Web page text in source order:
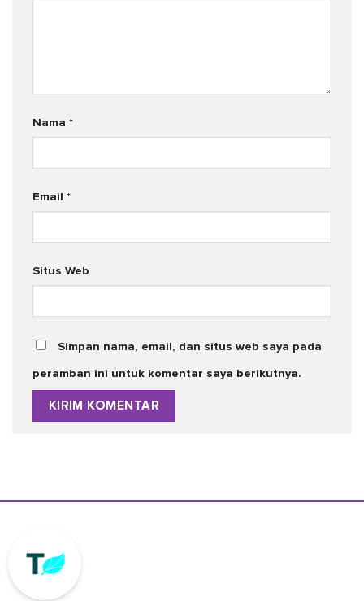
Nama *
Email *
Situs Web
Simpan nama, email, dan situs web saya pada
peramban ini untuk komentar saya berikutnya.